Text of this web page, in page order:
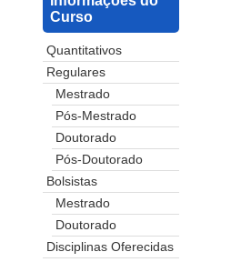
Curso
Quantitativos
Regulares
Mestrado
Pós-Mestrado
Doutorado
Pós-Doutorado
Bolsistas
Mestrado
Doutorado
Disciplinas Oferecidas